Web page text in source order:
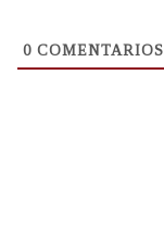
0 COMENTARIOS